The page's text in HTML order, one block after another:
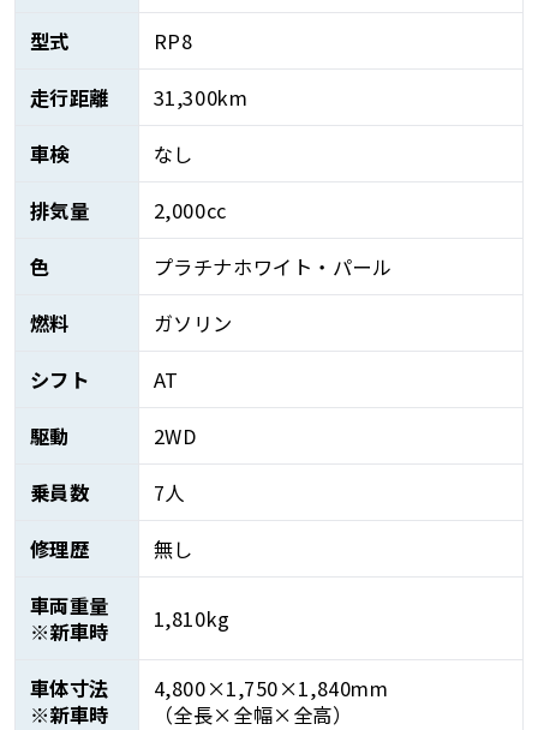
型式
RP8
走行距離
31,300km
車検
なし
排気量
2,000cc
色
プラチナホワイト・パール
燃料
ガソリン
シフト
AT
駆動
2WD
乗員数
7人
修理歴
無し
車両重量
※新車時
1,810kg
車体寸法
※新車時
4,800×1,750×1,840mm
（全長×全幅×全高）